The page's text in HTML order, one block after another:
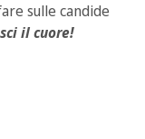
sulle candide
il cuore!